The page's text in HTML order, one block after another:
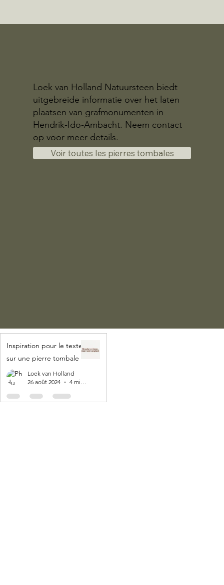
Loek van Holland Natuursteen biedt
uitgebreide informatie over het laten
plaatsen van grafmonumenten in
Hendrik-Ido-Ambacht. Neem contact
op voor meer details.
Voir toutes les pierres tombales
Inspiration pour le texte
sur une pierre tombale
Loek van Holland
26 août 2024
4 min de lecture